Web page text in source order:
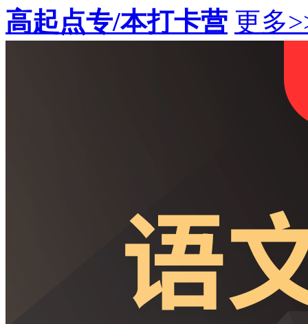
高起点专/本打卡营 更多